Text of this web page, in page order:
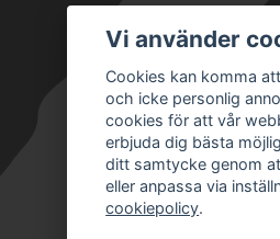
Säkra
Vi använder
Cookies kan komma
och icke personlig
cookies för att vår
erbjuda dig bästa
ditt samtycke genom
eller anpassa via
cookiepolicy.